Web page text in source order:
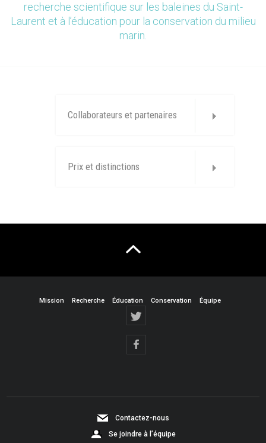
recherche scientifique sur les baleines du Saint-
Laurent et à l’éducation pour la conservation du milieu
marin.
Collaborateurs et partenaires
Prix et distinctions
Mission Recherche Éducation Conservation Équipe
Contactez-nous
Se joindre à l’équipe